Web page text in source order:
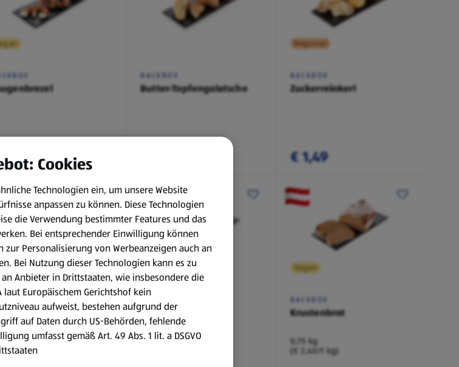
BACKBOX
Butter-Topfengolatsche
Regional
BACKBOX
Zuckerreinkerl
€ 1,49
Vegan
Kaisersemmel
Vegan
BACKBOX
Krustenbrot
0,75 kg
(€ 2,40/1 kg)
Cookies
Technologien ein, um unsere Website
anpassen zu können. Diese Technologien
die Verwendung bestimmter Features und das
Bei entsprechender Einwilligung können
zur Personalisierung von Werbeanzeigen auch an
Bei Nutzung dieser Technologien kann es zu
Anbieter in Drittstaaten, wie insbesondere die
laut Europäischem Gerichtshof kein
aufweist, bestehen aufgrund der
auf Daten durch US-Behörden, fehlende
umfasst gemäß Art. 49 Abs. 1 lit. a DSGVO